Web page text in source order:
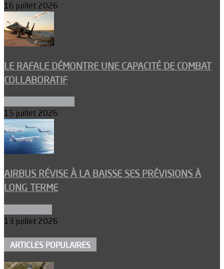
16 juillet 2026
LE RAFALE DÉMONTRE UNE CAPACITÉ DE COMBAT
COLLABORATIF
15 juillet 2026
AIRBUS RÉVISE À LA BAISSE SES PRÉVISIONS À
LONG TERME
13 juillet 2026
ARTICLES POPULAIRES